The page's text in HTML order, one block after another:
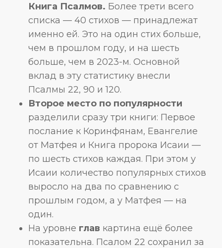
Книга Псалмов. Более трети всего
списка — 40 стихов — принадлежат
именно ей. Это на один стих больше,
чем в прошлом году, и на шесть
больше, чем в 2023-м. Основной
вклад в эту статистику внесли
Псалмы 22, 90 и 120.
Второе место по популярности
разделили сразу три книги: Первое
послание к Коринфянам, Евангелие
от Матфея и Книга пророка Исаии —
по шесть стихов каждая. При этом у
Исаии количество популярных стихов
выросло на два по сравнению с
прошлым годом, а у Матфея — на
один.
На уровне глав картина ещё более
показательна. Псалом 22 сохранил за